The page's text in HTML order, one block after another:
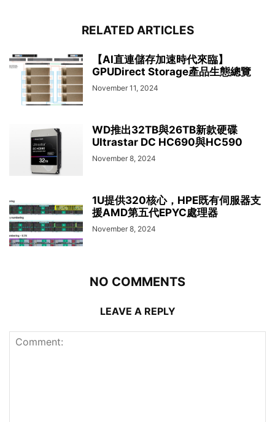
RELATED ARTICLES
【AI直連儲存加速時代來臨】
GPUDirect Storage產品生態總覽
November 11, 2024
WD推出32TB與26TB新款硬碟
Ultrastar DC HC690與HC590
November 8, 2024
1U提供320核心，HPE既有伺服器支
援AMD第五代EPYC處理器
November 8, 2024
NO COMMENTS
LEAVE A REPLY